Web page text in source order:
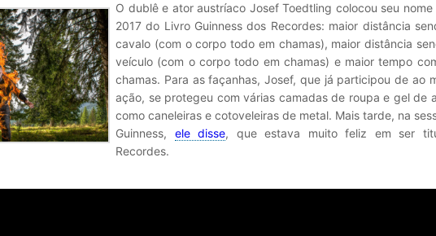
O dublê e ator austríaco Josef Toedtling colocou seu
2017 do Livro Guinness dos Recordes: maior distância
cavalo (com o corpo todo em chamas), maior distância
veículo (com o corpo todo em chamas) e maior tempo
chamas. Para as façanhas, Josef, que já participou de ao
ação, se protegeu com várias camadas de roupa e gel de
como caneleiras e cotoveleiras de metal. Mais tarde, na
Guinness, ele disse, que estava muito feliz em ser
Recordes.